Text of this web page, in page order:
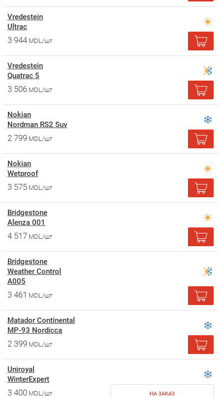
Vredestein
Ultrac
3 944 MDL/шт
Vredestein
Quatrac 5
3 506 MDL/шт
Nokian
Nordman RS2 Suv
2 799 MDL/шт
Nokian
Wetproof
3 575 MDL/шт
Bridgestone
Alenza 001
4 517 MDL/шт
Bridgestone
Weather Control
A005
3 461 MDL/шт
Matador Continental
MP-93 Nordicca
2 399 MDL/шт
Uniroyal
WinterExpert
3 400 MDL/шт НА ЗАКАЗ